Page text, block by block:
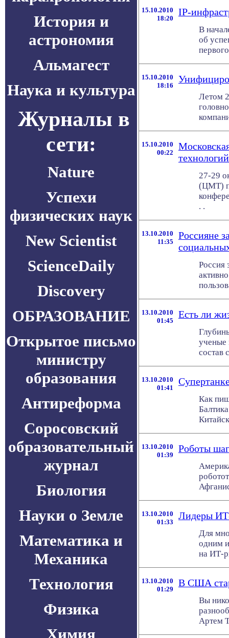
История и
астрономия
Альмагест
Наука и культура
Журналы в
сети:
Nature
Успехи
физических наук
New Scientist
ScienceDaily
Discovery
ОБРАЗОВАНИЕ
Открытое письмо
министру
образования
Антиреформа
Соросовский
образовательный
журнал
Биология
Науки о Земле
Математика и
Механика
Технология
Физика
Химия
15.10.2010
18:20
IP-
В
об
15.10.2010
18:16
Летом
15.10.2010
00:22
технологий
27-29
(ЦМТ)
. .
13.10.2010
11:35
Россияне
Россия
13.10.2010
01:45
Есть ли
ученые
состав
13.10.2010
01:41
Как
13.10.2010
01:39
Роботы
13.10.2010
01:33
Лидеры
Для
одним
на ИТ-
13.10.2010
01:29
В США
Вы
Артем